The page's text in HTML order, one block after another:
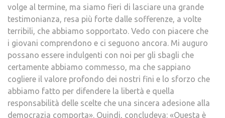
volge al termine, ma siamo fieri di lasciare una grande
testimonianza, resa più forte dalle sofferenze, a volte
terribili, che abbiamo sopportato. Vedo con piacere che
i giovani comprendono e ci seguono ancora. Mi auguro
possano essere indulgenti con noi per gli sbagli che
certamente abbiamo commesso, ma che sappiano
cogliere il valore profondo dei nostri fini e lo sforzo che
abbiamo fatto per difendere la libertà e quella
responsabilità delle scelte che una sincera adesione alla
democrazia comporta». Quindi, concludeva: «Questa è